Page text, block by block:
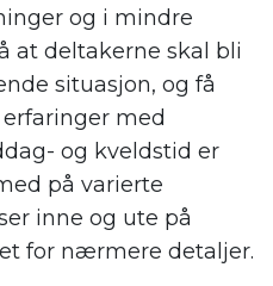
og i mindre
at deltakerne skal bli
situasjon, og få
med
og kveldstid er
på varierte
inne og ute på
for nærmere detaljer.